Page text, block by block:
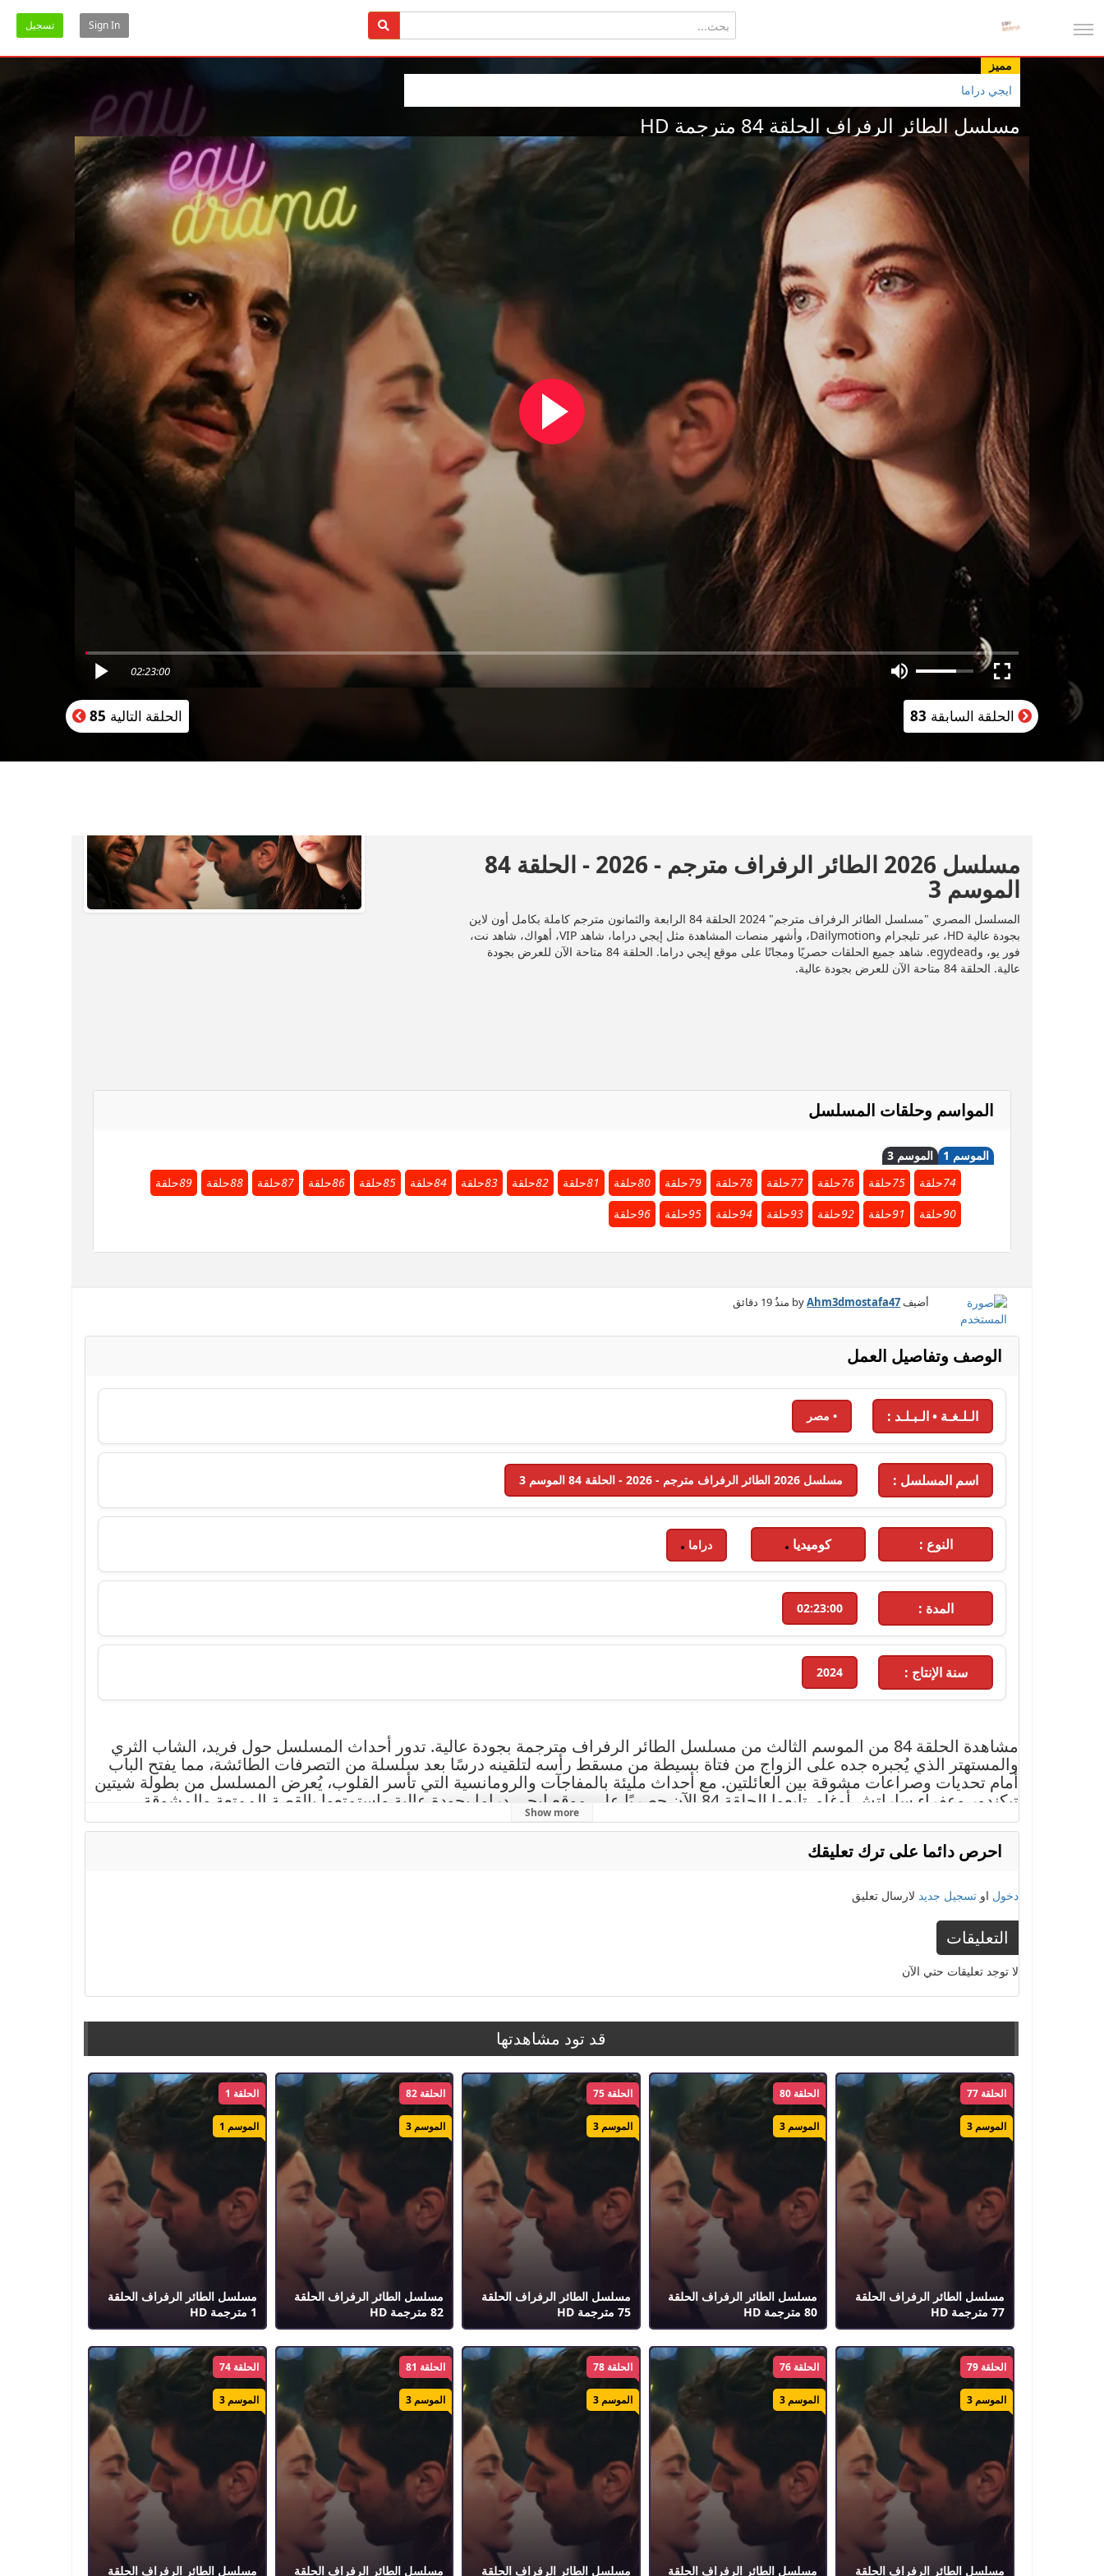
Sign In تسجيل
مميز
ايجي دراما
مسلسل الطائر الرفراف الحلقة 84 مترجمة HD
02:23:00
الحلقة السابقة 83 الحلقة التالية 85
مسلسل 2026 الطائر الرفراف مترجم - 2026 - الحلقة 84
الموسم 3
المسلسل المصري "مسلسل الطائر الرفراف مترجم" 2024 الحلقة 84 الرابعة والثمانون مترجم كاملة بكامل أون لاين
بجودة عالية HD، عبر تليجرام وDailymotion، وأشهر منصات المشاهدة مثل إيجي دراما، شاهد VIP، أهواك، شاهد نت،
فور يو، وegydead. شاهد جميع الحلقات حصريًا ومجانًا على موقع إيجي دراما. الحلقة 84 متاحة الآن للعرض بجودة
عالية. الحلقة 84 متاحة الآن للعرض بجودة عالية.
المواسم وحلقات المسلسل
الموسم 1
الموسم 3
74حلقة 75حلقة 76حلقة 77حلقة 78حلقة 79حلقة 80حلقة 81حلقة 82حلقة 83حلقة 84حلقة 85حلقة 86حلقة 87حلقة 88حلقة 89حلقة
90حلقة 91حلقة 92حلقة 93حلقة 94حلقة 95حلقة 96حلقة
أضيف by Ahm3dmostafa47 منذُ19 دقائق
الوصف وتفاصيل العمل
الـلـغـة • الـبـلـد : • مصر
اسم المسلسل : مسلسل 2026 الطائر الرفراف مترجم - 2026 - الحلقة 84 الموسم 3
النوع : كوميديا دراما
المدة : 02:23:00
سنة الإنتاج : 2024
مشاهدة الحلقة 84 من الموسم الثالث من مسلسل الطائر الرفراف مترجمة بجودة عالية. تدور أحداث المسلسل حول فريد، الشاب الثري
والمستهتر الذي يُجبره جده على الزواج من فتاة بسيطة من مسقط رأسه لتلقينه درسًا بعد سلسلة من التصرفات الطائشة، مما يفتح الباب
أمام تحديات وصراعات مشوقة بين العائلتين. مع أحداث مليئة بالمفاجآت والرومانسية التي تأسر القلوب، يُعرض المسلسل من بطولة شيتين
تيكندور وعفراء ساراتش أوغلو. تابعوا الحلقة 84 الآن حصريًا على موقع إيجي دراما بجودة عالية واستمتعوا بالقصة الممتعة والمشوقة.
الكلمات الدلالية :طائر الرفراف,مسلسل طائر الرفراف
Show more
احرص دائما على ترك تعليقك
دخول او تسجيل جديد لارسال تعليق
التعليقات
لا توجد تعليقات حتي الآن
قد تود مشاهدتها
مسلسل الطائر الرفراف الحلقة
77 مترجمة HD
الحلقة 77
الموسم 3
مسلسل الطائر الرفراف الحلقة
80 مترجمة HD
الحلقة 80
الموسم 3
مسلسل الطائر الرفراف الحلقة
75 مترجمة HD
الحلقة 75
الموسم 3
مسلسل الطائر الرفراف الحلقة
82 مترجمة HD
الحلقة 82
الموسم 3
مسلسل الطائر الرفراف الحلقة
1 مترجمة HD
الحلقة 1
الموسم 1
مسلسل الطائر الرفراف الحلقة
الحلقة 79
الموسم 3
مسلسل الطائر الرفراف الحلقة
الحلقة 76
الموسم 3
مسلسل الطائر الرفراف الحلقة
الحلقة 78
الموسم 3
مسلسل الطائر الرفراف الحلقة
الحلقة 81
الموسم 3
مسلسل الطائر الرفراف الحلقة
الحلقة 74
الموسم 3